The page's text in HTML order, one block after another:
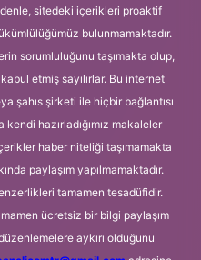
sitedeki içerikleri proaktif
bulunmamaktadır.
sorumluluğunu taşımakta olup,
etmiş sayılırlar. Bu internet
şahıs şirketi ile hiçbir bağlantısı
hazırladığımız makaleler
haber niteliği taşımamakta
paylaşım yapılmamaktadır.
tamamen tesadüfidir.
ücretsiz bir bilgi paylaşım
aykırı olduğunu